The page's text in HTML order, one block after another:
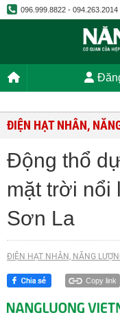
096.999.8822 - 094.263.2014
ĐIỆN HẠT NHÂN,
Động thổ
mặt trời nổi
Sơn La
ĐIỆN HẠT NHÂN, NĂNG
Copy link